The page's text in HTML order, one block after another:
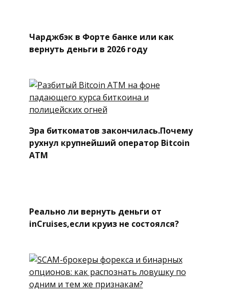
Чарджбэк в Форте банке или как
вернуть деньги в 2026 году
Эра биткоматов закончилась.Почему
рухнул крупнейший оператор Bitcoin
ATM
Реально ли вернуть деньги от
inCruises,если круиз не состоялся?